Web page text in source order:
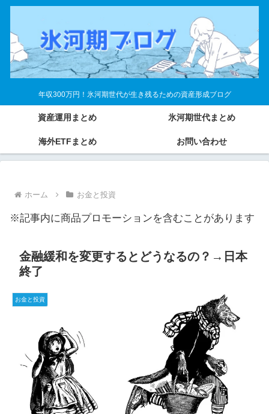
年収300万円！氷河期世代が生き残るための資産形成ブログ
資産運用まとめ 氷河期世代まとめ
海外ETFまとめ お問い合わせ
ホーム お金と投資
※記事内に商品プロモーションを含むことがあります
金融緩和を変更するとどうなるの？→日本
終了
お金と投資